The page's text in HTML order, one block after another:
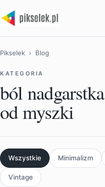
Pikselek › Blog
KATEGORIA
ból nadgarstka
od myszki
Wszystkie Minimalizm
Vintage